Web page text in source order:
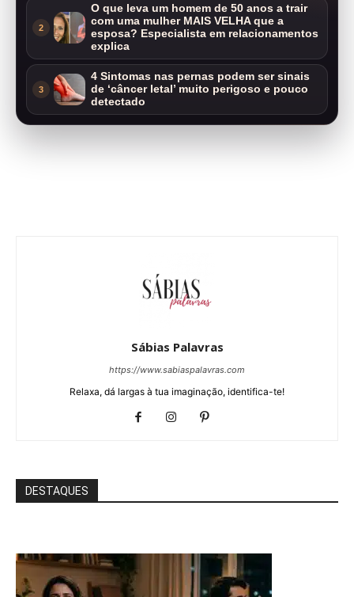
2
O que leva um homem de 50 anos a trair
com uma mulher MAIS VELHA que a
esposa? Especialista em relacionamentos
explica
3
4 Sintomas nas pernas podem ser sinais
de ‘câncer letal’ muito perigoso e pouco
detectado
Sábias Palavras
https://www.sabiaspalavras.com
Relaxa, dá largas à tua imaginação, identifica-te!
DESTAQUES